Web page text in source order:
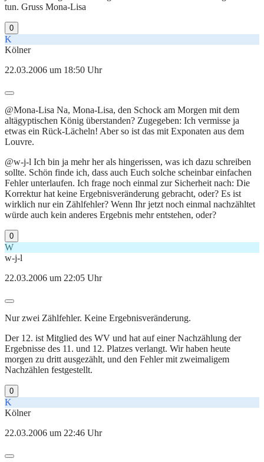
tun. Gruss Mona-Lisa
0
K
Kölner
22.03.2006 um 18:50 Uhr
@Mona-Lisa Na, Mona-Lisa, den Schock am Morgen mit dem
altägyptischen König überstanden? Zugegeben: Ich vermisse ja
etwas ein Rück-Lächeln! Aber so ist das mit Exponaten aus dem
Louvre.
@w-j-l Ich bin ja mehr her als hingerissen, was ich dazu schreiben
sollte. Schön finde ich, dass auch Euch solche scheinbar einfachen
Fehler unterlaufen. Ich frage noch einmal zur Sicherheit nach: Die
Korrektur hat keine Ergebnisveränderung gebracht, oder? Es ist
wirklich nur ein Zählfehler? Wenn Ihr jetzt noch einmal nachzähltet
würde auch kein anderes Ergebnis mehr entstehen, oder?
0
W
w-j-l
22.03.2006 um 22:05 Uhr
Nur zwei Zählfehler. Keine Ergebnisveränderung.
Der 12. ist Mitglied des WV und hat auf einer Nachzählung der
Ergebnisse des 11. und 12. Platzes verlangt. Wir haben heute
morgen zu dritt ausgezählt, und den Fehler mit zweimaligem
Nachzählen festgestellt.
0
K
Kölner
22.03.2006 um 22:46 Uhr